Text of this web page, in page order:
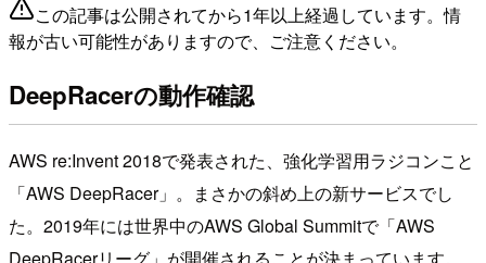
この記事は公開されてから1年以上経過しています。情
報が古い可能性がありますので、ご注意ください。
DeepRacerの動作確認
AWS re:Invent 2018で発表された、強化学習用ラジコンこと
「AWS DeepRacer」。まさかの斜め上の新サービスでし
た。2019年には世界中のAWS Global Summitで「AWS
DeepRacerリーグ」が開催されることが決まっています。